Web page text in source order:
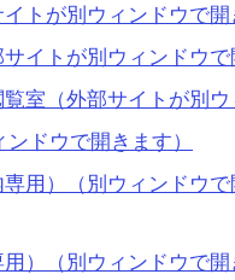
トが別ウィンドウで開
イトが別ウィンドウで
室（外部サイトが別ウ
ドウで開きます）
用）（別ウィンドウで
）（別ウィンドウで開